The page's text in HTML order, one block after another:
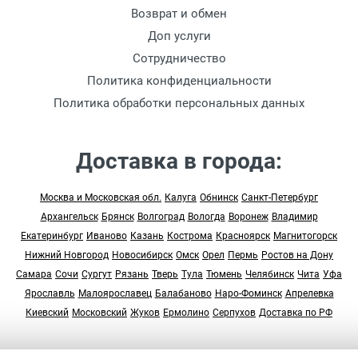
Возврат и обмен
Доп услуги
Сотрудничество
Политика конфиденциальности
Политика обработки персональных данных
Доставка в города:
Москва и Московская обл. Калуга Обнинск Санкт-Петербург
Архангельск Брянск Волгоград Вологда Воронеж Владимир
Екатеринбург Иваново Казань Кострома Красноярск Магнитогорск
Нижний Новгород Новосибирск Омск Орел Пермь Ростов на Дону
Самара Сочи Сургут Рязань Тверь Тула Тюмень Челябинск Чита Уфа
Ярославль Малоярославец Балабаново Наро-Фоминск Апрелевка
Киевский Московский Жуков Ермолино Серпухов Доставка по РФ